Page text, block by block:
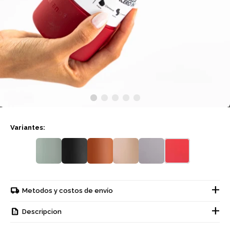
Variantes:
Metodos y costos de envío
Descripcion